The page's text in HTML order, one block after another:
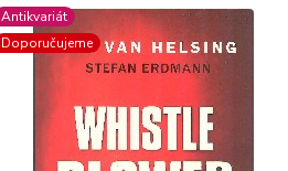
Antikvariát
Doporučujeme